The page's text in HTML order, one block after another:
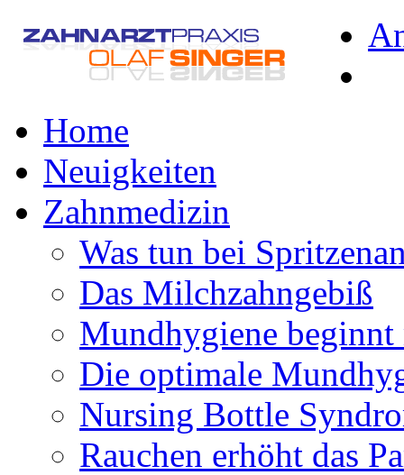
Home
Neuigkeiten
Zahnmedizin
Was tun bei
Das Milchzahngebiß
Mundhygiene beginnt
Die optimale
Nursing Bottle
Rauchen erhöht das